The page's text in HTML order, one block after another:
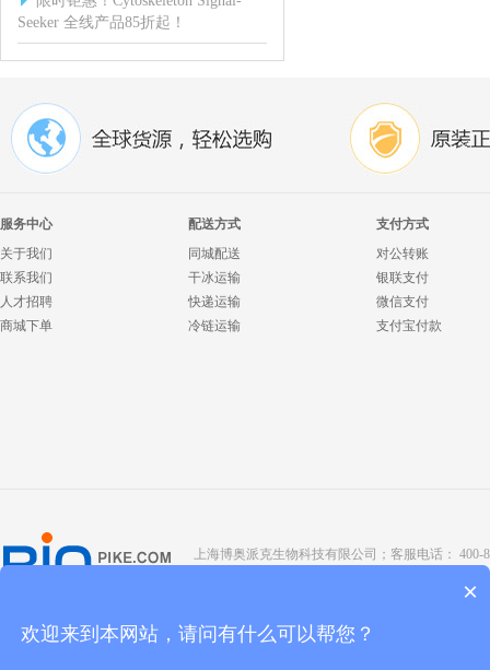
Seeker 全线产品85折起！
服务中心
关于我们
联系我们
人才招聘
商城下单
配送方式
同城配送
干冰运输
快递运输
冷链运输
支付方式
对公转账
银联支付
微信支付
支付宝付款
上海博奥派克生物科技有限公司；客服电话： 400-
京ICP备
×
欢迎来到本网站，请问有什么可以帮您？